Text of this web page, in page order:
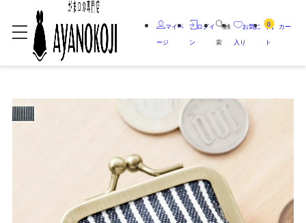
マイペ
ージ
ログイ
ン
検
索
お気に
入り
0 カー
ト